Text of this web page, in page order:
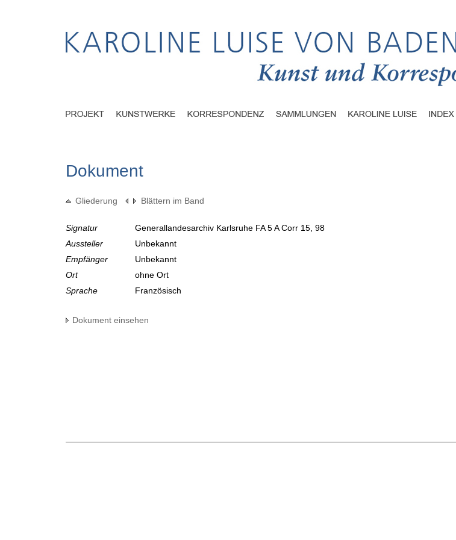
Dokument
Gliederung Blättern im Band
Signatur
Generallandesarchiv Karlsruhe FA 5 A Corr 15, 98
Aussteller
Unbekannt
Empfänger
Unbekannt
Ort
ohne Ort
Sprache
Französisch
Dokument einsehen